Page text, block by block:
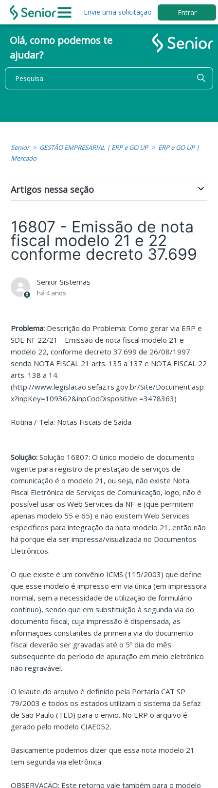
Envie uma solicitação Entrar
Olá, como podemos te
ajudar?
Senior GESTÃO EMPRESARIAL | ERP e GO UP
ERP e GO UP |
Mercado
Artigos nessa seção
16807 - Emissão de nota
fiscal modelo 21 e 22
conforme decreto 37.699
Senior Sistemas
há 4 anos
Problema: Descrição do Problema: Como gerar via ERP e
SDE NF 22/21 - Emissão de nota fiscal modelo 21 e
modelo 22, conforme decreto 37.699 de 26/08/1997
sendo NOTA FISCAL 21 arts. 135 a 137 e NOTA FISCAL 22
arts. 138 a 14.
(http://www.legislacao.sefaz.rs.gov.br/Site/Document.asp
x?inpKey=109362&inpCodDispositive =3478363)
Rotina / Tela: Notas Fiscais de Saída
Solução:Solução 16807: O único modelo de documento
vigente para registro de prestação de serviços de
comunicação é o modelo 21, ou seja, não existe Nota
Fiscal Eletrônica de Serviços de Comunicação, logo, não é
possível usar os Web Services da NF-e (que permitem
apenas modelo 55 e 65) e não existem Web Services
específicos para integração da nota modelo 21, então não
há porque ela ser impressa/visualizada no Documentos
Eletrônicos.
O que existe é um convênio ICMS (115/2003) que define
que esse modelo é impresso em via única (em impressora
normal, sem a necessidade de utilização de formulário
contínuo), sendo que em substituição à segunda via do
documento fiscal, cuja impressão é dispensada, as
informações constantes da primeira via do documento
fiscal deverão ser gravadas até o 5º dia do mês
subsequente do período de apuração em meio eletrônico
não regravável.
O leiaute do arquivo é definido pela Portaria CAT SP
79/2003 e todos os estados utilizam o sistema da Sefaz
de São Paulo (TED) para o envio. No ERP o arquivo é
gerado pelo modelo CIAE052.
Basicamente podemos dizer que essa nota modelo 21
tem segunda via eletrônica.
OBSERVAÇÃO: Este retorno vale também para o modelo